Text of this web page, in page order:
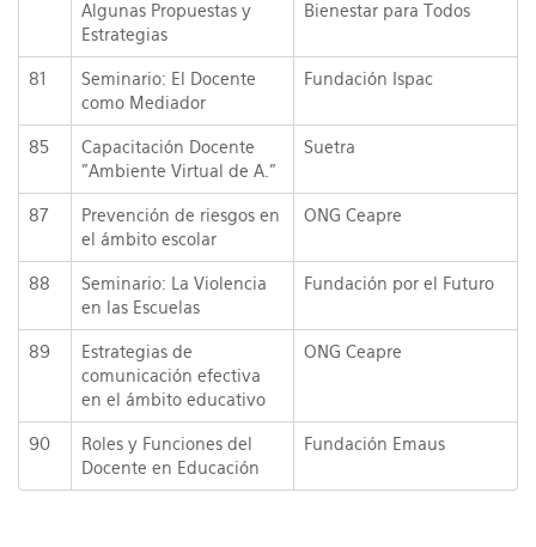
Algunas Propuestas y
Estrategias
Bienestar para Todos
81
Seminario: El Docente
como Mediador
Fundación Ispac
85
Capacitación Docente
"Ambiente Virtual de A."
Suetra
87
Prevención de riesgos en
el ámbito escolar
ONG Ceapre
88
Seminario: La Violencia
en las Escuelas
Fundación por el Futuro
89
Estrategias de
comunicación efectiva
en el ámbito educativo
ONG Ceapre
90
Roles y Funciones del
Docente en Educación
Fundación Emaus